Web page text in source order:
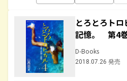
とろとろト
記憶。 第4
D-Books
2018.07.26 発売